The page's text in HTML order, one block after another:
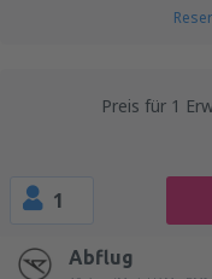
Preis für 1
1
Abflug